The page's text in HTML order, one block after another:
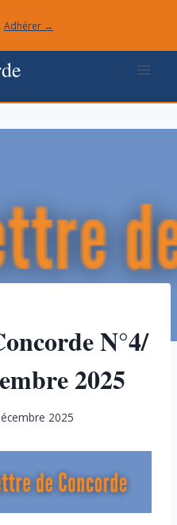
Adhérer →
N°4/
2025
2025